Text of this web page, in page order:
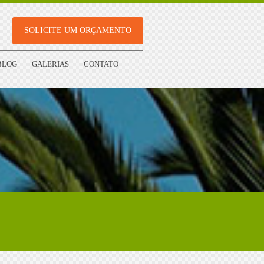
SOLICITE UM ORÇAMENTO
GALERIAS CONTATO